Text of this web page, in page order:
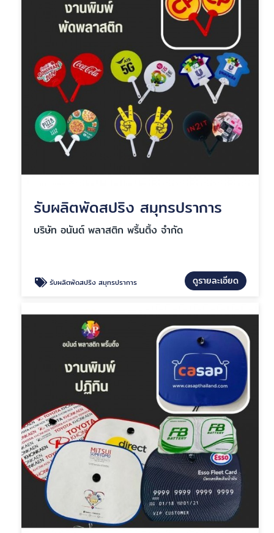
รับผลิตพัดสปริง สมุทรปราการ
บริษัท อนันต์ พลาสติก พริ้นติ้ง จำกัด
รับผลิตพัดสปริง สมุทรปราการ ดูรายละเอียด